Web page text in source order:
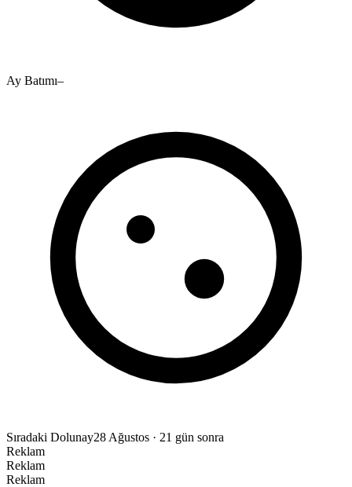
Ay Batımı–
Sıradaki Dolunay28 Ağustos · 21 gün sonra
Reklam
Reklam
Reklam